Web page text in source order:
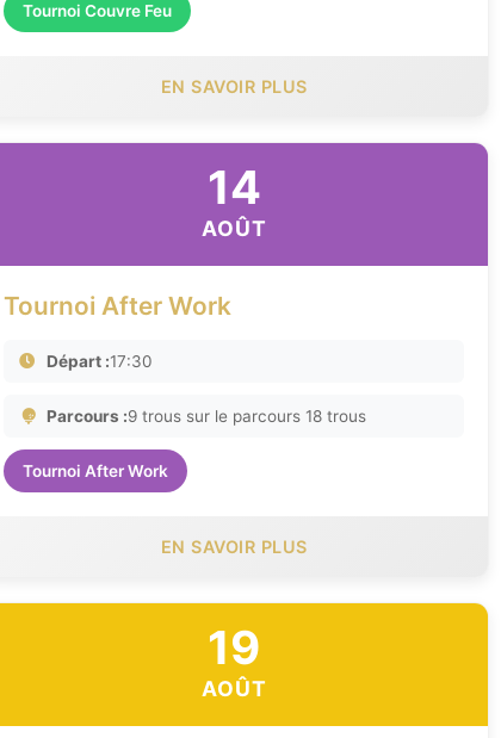
Tournoi Couvre Feu
EN SAVOIR PLUS
14
AOÛT
Tournoi After Work
Départ :17:30
Parcours :9 trous sur le parcours 18 trous
Tournoi After Work
EN SAVOIR PLUS
19
AOÛT